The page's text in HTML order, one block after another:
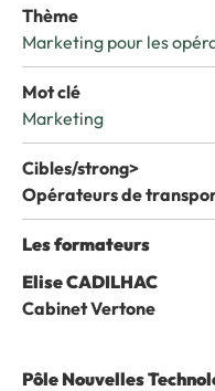
Thème
Marketing pour les
Mot clé
Marketing
Cibles/strong>
Opérateurs de
Les formateurs
Elise CADILHAC
Cabinet Vertone
Pôle Nouvelles